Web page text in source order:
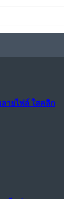
ายไฟล์ ใสคลิก